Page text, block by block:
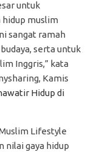
untuk
muslim
sangat ramah
serta untuk
Inggris,” kata
Kamis
Hidup di
Lifestyle
nilai gaya hidup